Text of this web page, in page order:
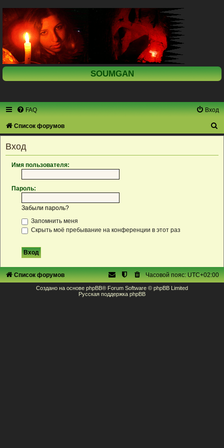
SOUMGAN
FAQ Вход
Список форумов
Вход
Имя пользователя:
Пароль:
Забыли пароль?
Запомнить меня
Скрыть моё пребывание на конференции в этот раз
Список форумов Часовой пояс:UTC+02:00
Создано на основе phpBB® Forum Software © phpBB Limited
Русская поддержка phpBB